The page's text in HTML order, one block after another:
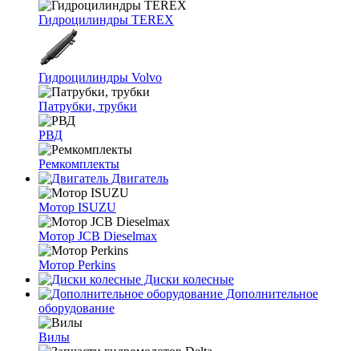
Гидроцилиндры TEREX
Гидроцилиндры Volvo
Патрубки, трубки
РВД
Ремкомплекты
Двигатель
Мотор ISUZU
Мотор JCB Dieselmax
Мотор Perkins
Диски колесные
Дополнительное
оборудование
Вилы